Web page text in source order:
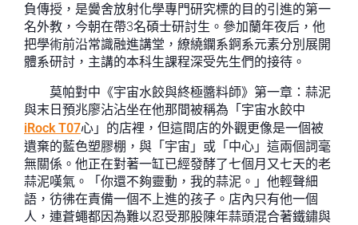
負傳授，是黌舍放射化學專門研究標的目的引進的第一
名外教，今朝在帶3名碩士研討生。參加蘭年夜后，他
把學術前沿常識融進講堂，繚繞鑭系錒系元素分別展開
體系研討，主講的本科生課程深受先生們的接待。
莫帕對中《宇宙水餃與終極醬料師》第一章：蒜泥
與末日預兆廖沾沾坐在他那間被稱為「宇宙水餃中
iRock T07心」的店裡，但這間店的外觀更像是一個被
遺棄的藍色塑膠棚，與「宇宙」或「中心」這兩個詞毫
無關係。他正在對著一缸已經發酵了七個月又七天的老
蒜泥嘆氣。「你還不夠靈動，我的蒜泥。」他輕聲細
語，彷彿在責備一個不上進的孩子。店內只有他一個
人，連蒼蠅都因為難以忍受那股陳年蒜頭混合著鐵鏽與